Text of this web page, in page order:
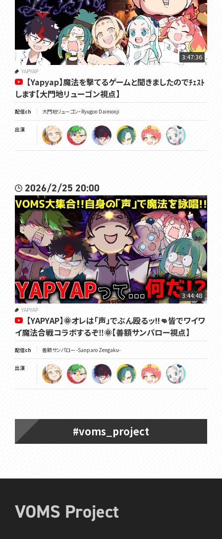
3:47:36
YAPYAP
【Yapyap】魔法を撃てるゲームと聞きましたのでﾁｪｽﾄ
します【大門地リューゴン視点】
配信ch 大門地リューゴン・Ryugon Daimonji
出演
2026/2/25 20:00
3:44:48
YAPYAP
【YAPYAP】🌞オレは「声」でぶん殴るッ!!👊皆でワイワ
イ魔法合戦コラボするぞ‼🌞【善額サンパロー視点】
配信ch 善額サンパロー -Sanparo Zengaku-
出演
#voms_project
VOMS Project